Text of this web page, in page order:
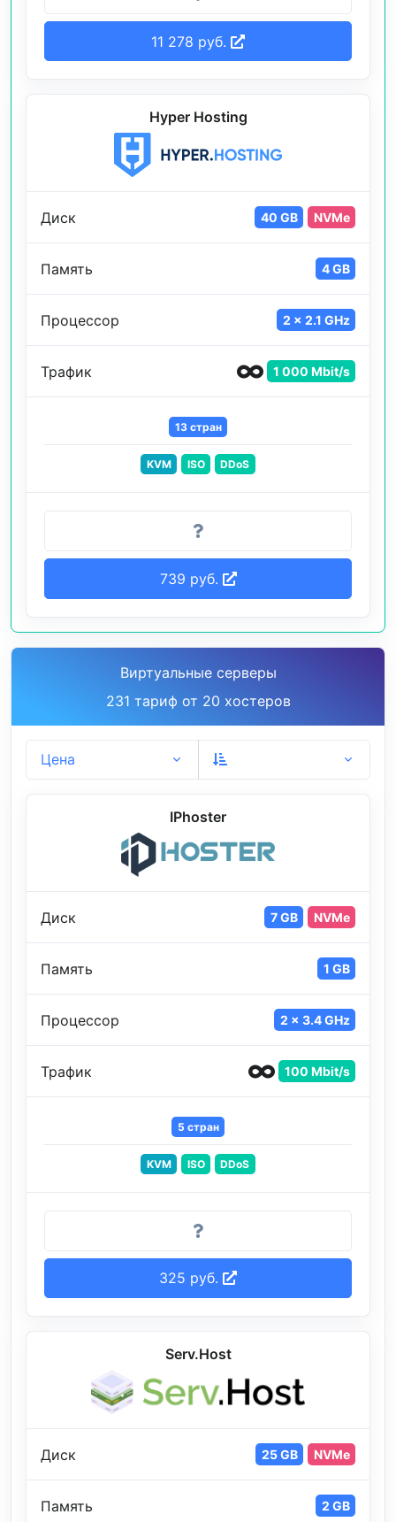
11 278 руб.
Hyper Hosting
Диск 40 GB NVMe
Память 4 GB
Процессор 2 x 2.1 GHz
Трафик 1 000 Mbit/s
13 стран
KVM ISO DDoS
739 руб.
Виртуальные серверы
231 тариф от 20 хостеров
Цена
IPhoster
Диск 7 GB NVMe
Память 1 GB
Процессор 2 x 3.4 GHz
Трафик 100 Mbit/s
5 стран
KVM ISO DDoS
325 руб.
Serv.Host
Диск 25 GB NVMe
Память 2 GB